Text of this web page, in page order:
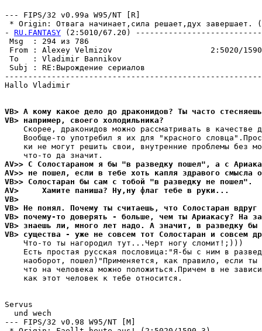
--- FIPS/32 v0.99a W95/NT [R]
* Origin: Отвага начинает,сила решает,дух завершает.
- RU.FANTASY (2:5010/67.20)
Msg  : 294
From : Alexey Velmizov                     2:5020/
To   : Vladimir Bannikov
Subj :
Hallo Vladimir
VB> А кому какое дело до драконидов? Ты часто
VB> например, своего холодильника?
Скорее, драконидов можно рассматривать в качестве
Вообще-то употребил я их для "красного
ки не могут решить свои, внутренние проблемы без
AV>> С Солостараном я бы "в разведку пошел", а с
AV>> не пошел, если в тебе хоть капля здравого смысла
VB>> Солостаран бы сам с тобой "в разведку не пошел".
AV>     Хамите паниша? Ну,ну флаг тебе в руки...
VB>
VB> Не понял. Почему ты считаешь, что Солостаран
VB> почему-то доверять - больше, чем ты Ариакасу? На
VB> знаешь ли, много лет надо. А значит, в разведку
VB> существа - уже не совсем тот Солостаран и совсем
    Что-то ты нагородил тут...Черт ногу сломит!;)))
Есть простая русская пословица:"Я-бы с ним в
наоборот, пошел)"Применяется, как правило, если ты
что на человека можно положиться.Причем в не
    как этот человек к тебе относится.
Servus
  und wech
--- FIPS/32 v0.98 W95/NT [M]